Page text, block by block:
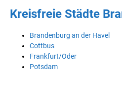
Kreisfreie Städte
Brandenburg an der Havel
Cottbus
Frankfurt/Oder
Potsdam